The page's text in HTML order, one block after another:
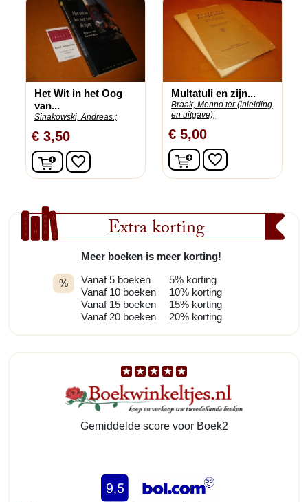
Extra korting
%
Meer boeken is meer korting!
Vanaf 5 boeken
Vanaf 10 boeken
Vanaf 15 boeken
Vanaf 20 boeken
5% korting
10% korting
15% korting
20% korting
Gemiddelde score voor Boek2
Het Wit in het Oog
van...
Sinakowski, Andreas.;
€ 3,50
In winkelwagen
favorite_border
Multatuli en zijn...
Braak, Menno ter (inleiding
en uitgave);
€ 5,00
In winkelwagen
favorite_border